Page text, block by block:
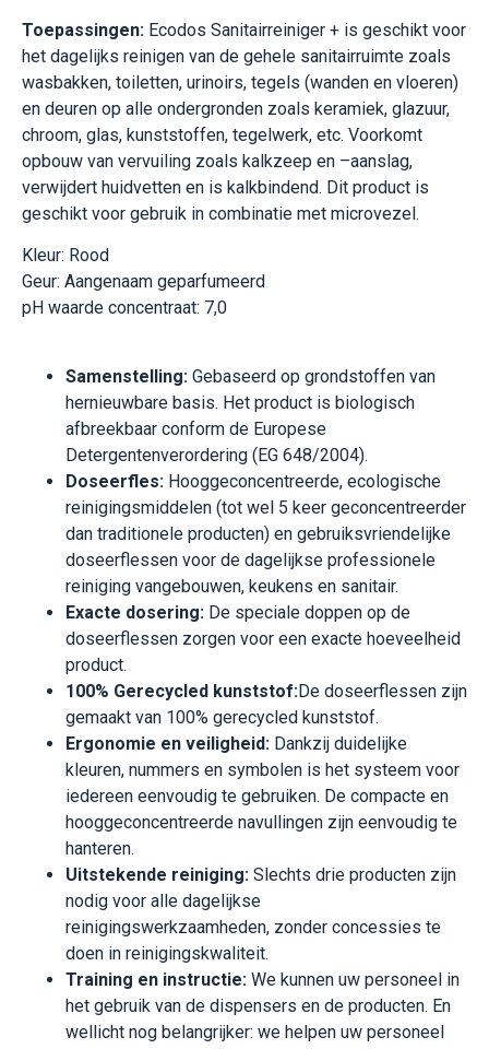
Toepassingen: Ecodos Sanitairreiniger + is geschikt voor
het dagelijks reinigen van de gehele sanitairruimte zoals
wasbakken, toiletten, urinoirs, tegels (wanden en vloeren)
en deuren op alle ondergronden zoals keramiek, glazuur,
chroom, glas, kunststoffen, tegelwerk, etc. Voorkomt
opbouw van vervuiling zoals kalkzeep en –aanslag,
verwijdert huidvetten en is kalkbindend. Dit product is
geschikt voor gebruik in combinatie met microvezel.
Kleur: Rood
Geur: Aangenaam geparfumeerd
pH waarde concentraat: 7,0
Samenstelling: Gebaseerd op grondstoffen van
hernieuwbare basis. Het product is biologisch
afbreekbaar conform de Europese
Detergentenverordering (EG 648/2004).
Doseerfles: Hooggeconcentreerde, ecologische
reinigingsmiddelen (tot wel 5 keer geconcentreerder
dan traditionele producten) en gebruiksvriendelijke
doseerflessen voor de dagelijkse professionele
reiniging vangebouwen, keukens en sanitair.
Exacte dosering: De speciale doppen op de
doseerflessen zorgen voor een exacte hoeveelheid
product.
100% Gerecycled kunststof:De doseerflessen zijn
gemaakt van 100% gerecycled kunststof.
Ergonomie en veiligheid: Dankzij duidelijke
kleuren, nummers en symbolen is het systeem voor
iedereen eenvoudig te gebruiken. De compacte en
hooggeconcentreerde navullingen zijn eenvoudig te
hanteren.
Uitstekende reiniging: Slechts drie producten zijn
nodig voor alle dagelijkse
reinigingswerkzaamheden, zonder concessies te
doen in reinigingskwaliteit.
Training en instructie: We kunnen uw personeel in
het gebruik van de dispensers en de producten. En
wellicht nog belangrijker: we helpen uw personeel